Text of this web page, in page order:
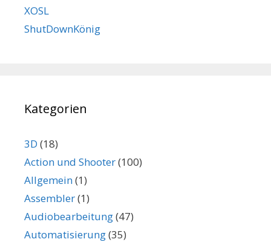
XOSL
ShutDownKönig
Kategorien
3D (18)
Action und Shooter(100)
Allgemein(1)
Assembler(1)
Audiobearbeitung(47)
Automatisierung(35)